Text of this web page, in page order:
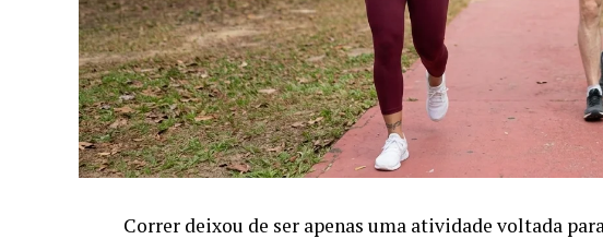
Correr deixou de ser apenas uma atividade voltada